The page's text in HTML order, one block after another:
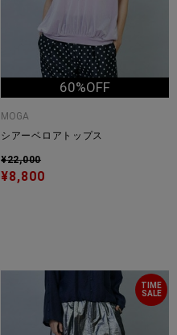
60%OFF
MOGA
シアーベロアトップス
¥22,000
¥8,800
TIME
SALE